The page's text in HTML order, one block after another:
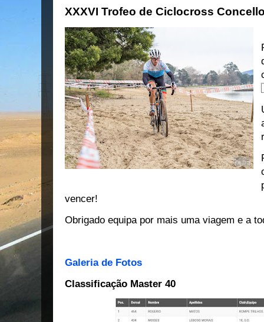
XXXVI Trofeo de Ciclocross
vencer!
Obrigado equipa por mais uma viagem e a
Galeria de Fotos
Classificação Master 40